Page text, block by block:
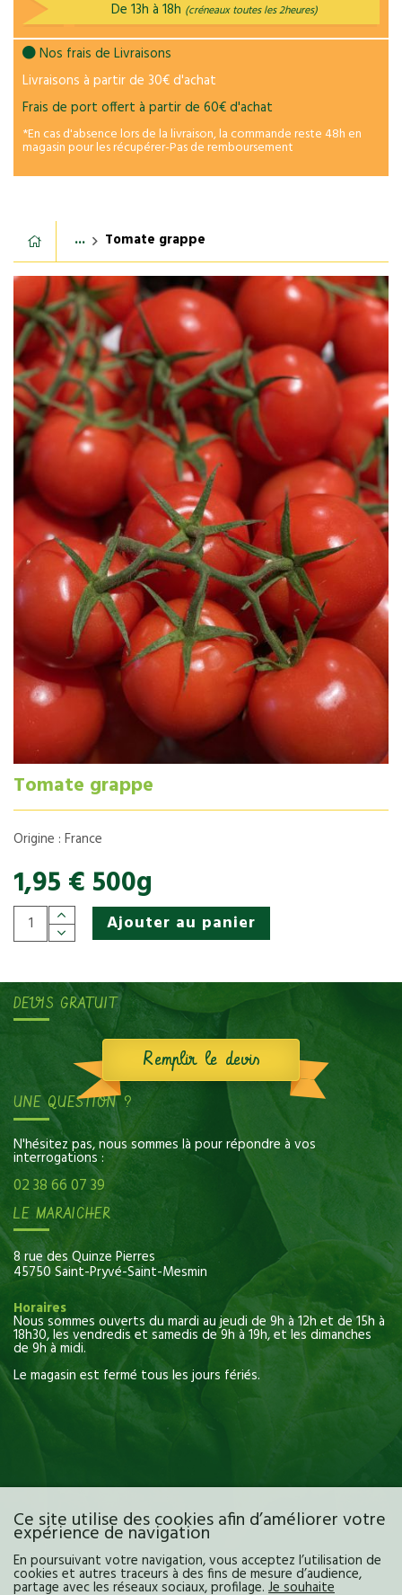
De 13h à 18h (créneaux toutes les 2heures)
Nos frais de Livraisons
Livraisons à partir de 30€ d'achat
Frais de port offert à partir de 60€ d'achat
*En cas d'absence lors de la livraison, la commande reste 48h en
magasin pour les récupérer-Pas de remboursement
... Tomate grappe
Tomate grappe
Origine : France
1,95 € 500g
Ajouter au panier
DEVIS GRATUIT
Remplir le devis
UNE QUESTION ?
N'hésitez pas, nous sommes là pour répondre à vos
interrogations :
02 38 66 07 39
LE MARAICHER
8 rue des Quinze Pierres
45750 Saint-Pryvé-Saint-Mesmin
Horaires
Nous sommes ouverts du mardi au jeudi de 9h à 12h et de 15h à
18h30, les vendredis et samedis de 9h à 19h, et les dimanches
de 9h à midi.
Le magasin est fermé tous les jours fériés.
Ce site utilise des cookies afin d’améliorer votre
expérience de navigation
En poursuivant votre navigation, vous acceptez l’utilisation de
cookies et autres traceurs à des fins de mesure d’audience,
partage avec les réseaux sociaux, profilage. Je souhaite